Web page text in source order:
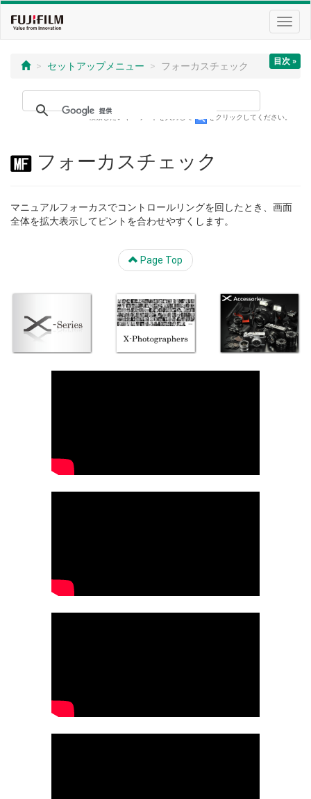
目次 »
セットアップメニュー フォーカスチェック
をクリックしてください。
フォーカスチェック
マニュアルフォーカスでコントロールリングを回したとき、画面
全体を拡大表示してピントを合わせやすくします。
Page Top